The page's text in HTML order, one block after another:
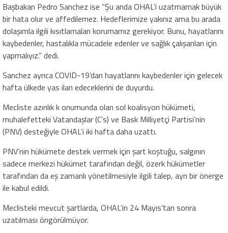
Başbakan Pedro Sanchez ise “Şu anda OHAL’i uzatmamak büyük
bir hata olur ve affedilemez. Hedeflerimize yakınız ama bu arada
dolaşımla ilgili kısıtlamaları korumamız gerekiyor. Bunu, hayatlarını
kaybedenler, hastalıkla mücadele edenler ve sağlık çalışanları için
yapmalıyız.” dedi.
Sanchez ayrıca COVID-19’dan hayatlarını kaybedenler için gelecek
hafta ülkede yas ilan edeceklerini de duyurdu.
Mecliste azınlık k onumunda olan sol koalisyon hükümeti,
muhalefetteki Vatandaşlar (C’s) ve Bask Milliyetçi Partisi’nin
(PNV) desteğiyle OHAL’i iki hafta daha uzattı.
PNV’nin hükümete destek vermek için şart koştuğu, salgının
sadece merkezi hükümet tarafından değil, özerk hükümetler
tarafından da eş zamanlı yönetilmesiyle ilgili talep, ayrı bir önerge
ile kabul edildi.
Meclisteki mevcut şartlarda, OHAL’in 24 Mayıs’tan sonra
uzatılması öngörülmüyor.